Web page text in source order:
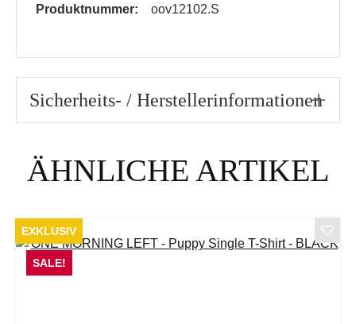
Produktnummer: oov12102.S
Sicherheits- / Herstellerinformationen
ÄHNLICHE ARTIKEL
EXKLUSIV
SALE!